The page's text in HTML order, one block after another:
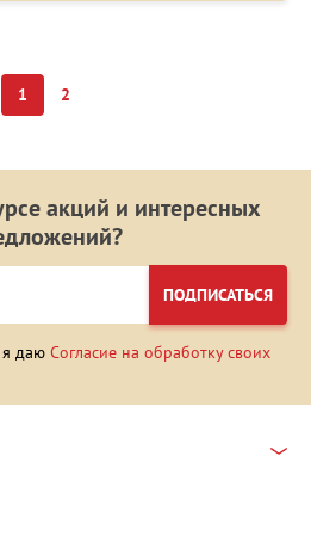
1 2
акций и интересных
ПОДПИСАТЬСЯ
я даю Согласие на обработку своих